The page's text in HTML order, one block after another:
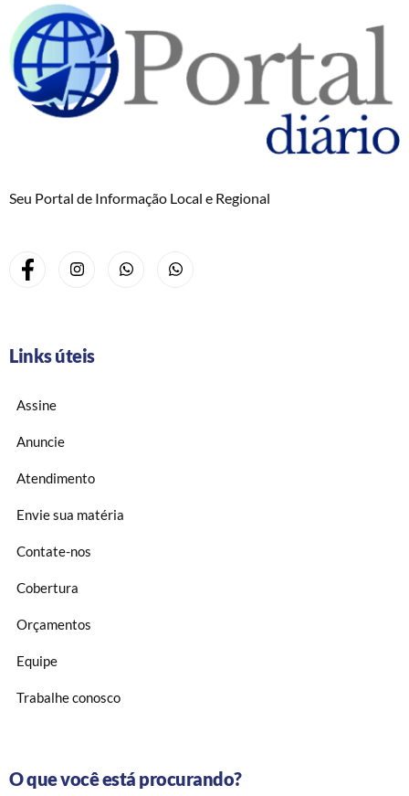
Seu Portal de Informação Local e Regional
Links úteis
Assine
Anuncie
Atendimento
Envie sua matéria
Contate-nos
Cobertura
Orçamentos
Equipe
Trabalhe conosco
O que você está procurando?